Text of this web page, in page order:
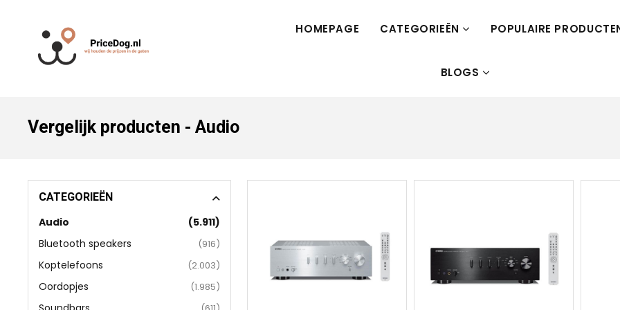
HOMEPAGE CATEGORIEËN POPULAIRE
BLOGS
Vergelijk producten - Audio
CATEGORIEËN
Audio
(5.911)
Bluetooth speakers
(916)
Koptelefoons (2.003)
Oordopjes (1.985)